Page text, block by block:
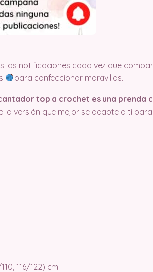
las notificaciones cada vez que
para confeccionar maravillas.
top a crochet es una prenda
la versión que mejor se adapte a ti
116/122) cm.